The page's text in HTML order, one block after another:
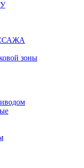
зоны